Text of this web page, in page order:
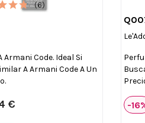
Code. Ideal Si
A Armani Code A Un
€
(6)
-